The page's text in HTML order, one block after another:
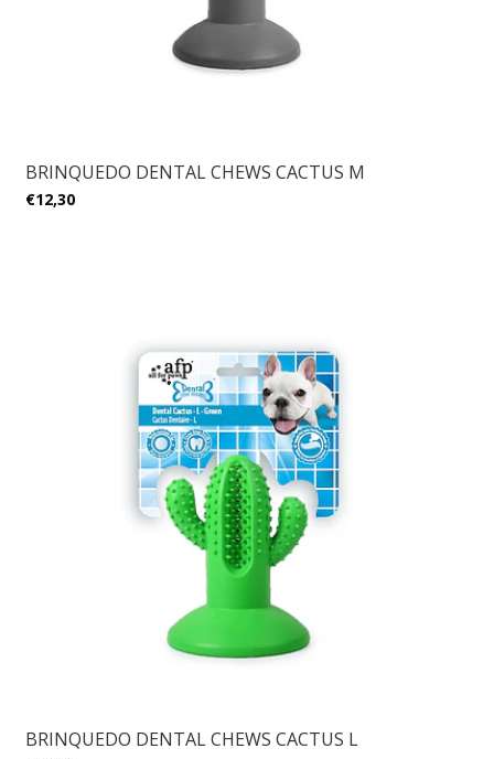
BRINQUEDO DENTAL CHEWS CACTUS M
€12,30
BRINQUEDO DENTAL CHEWS CACTUS L